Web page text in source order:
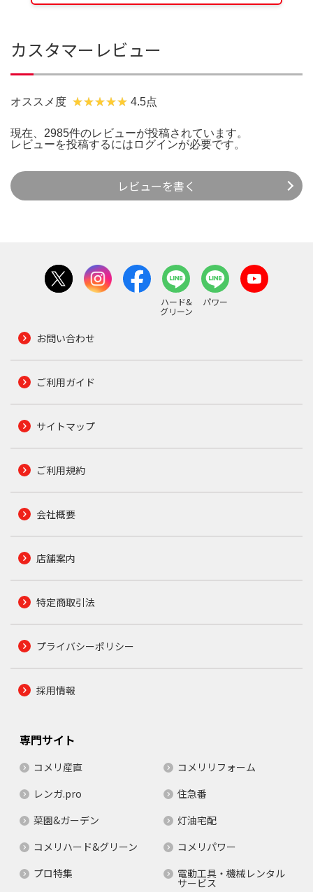
カスタマーレビュー
オススメ度 4.5点
現在、2985件のレビューが投稿されています。
レビューを投稿するには ログインが必要です。
レビューを書く
ハード&
グリーン
パワー
お問い合わせ
ご利用ガイド
サイトマップ
ご利用規約
会社概要
店舗案内
特定商取引法
プライバシーポリシー
採用情報
専門サイト
コメリ産直
コメリリフォーム
レンガ.pro
住急番
菜園&ガーデン
灯油宅配
コメリハード&グリーン
コメリパワー
プロ特集
電動工具・機械レンタル
サービス